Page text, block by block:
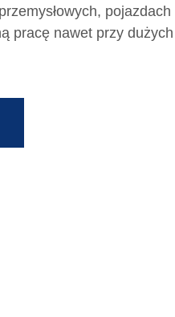
pracę nawet przy